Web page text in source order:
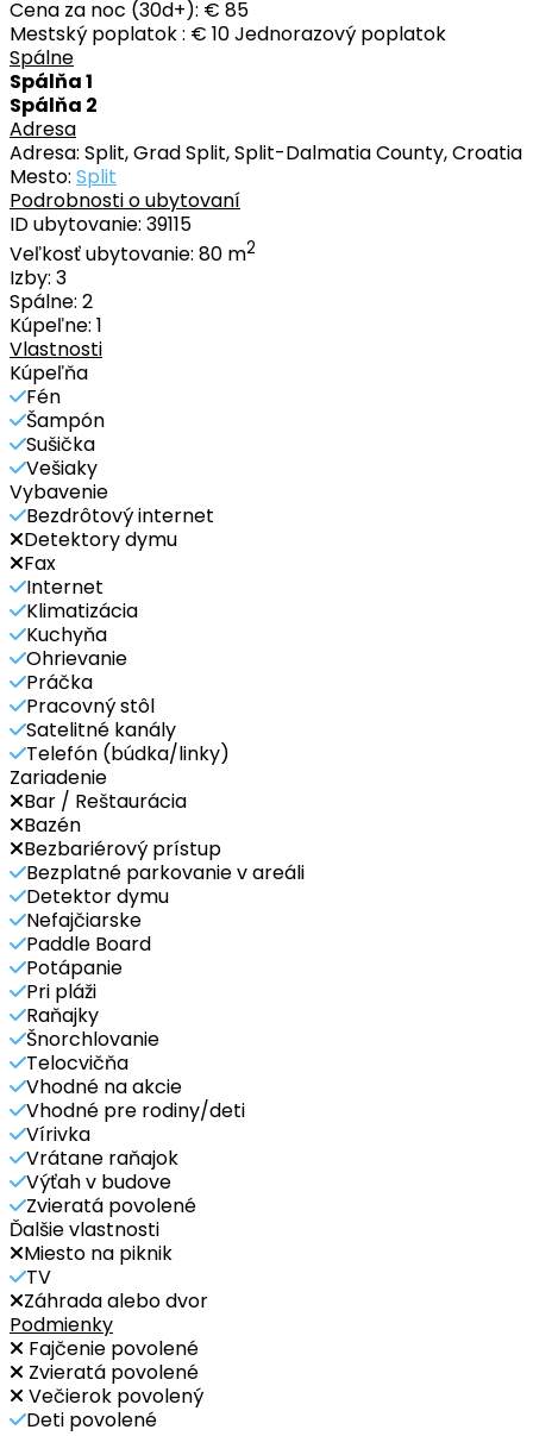
Cena za noc (30d+): € 85
Mestský poplatok : € 10 Jednorazový poplatok
Spálne
Spálňa 1
Spálňa 2
Adresa
Adresa: Split, Grad Split, Split-Dalmatia County, Croatia
Mesto: Split
Podrobnosti o ubytovaní
ID ubytovanie: 39115
Veľkosť ubytovanie: 80 m2
Izby: 3
Spálne: 2
Kúpeľne: 1
Vlastnosti
Kúpeľňa
Fén
Šampón
Sušička
Vešiaky
Vybavenie
Bezdrôtový internet
Detektory dymu
Fax
Internet
Klimatizácia
Kuchyňa
Ohrievanie
Práčka
Pracovný stôl
Satelitné kanály
Telefón (búdka/linky)
Zariadenie
Bar / Reštaurácia
Bazén
Bezbariérový prístup
Bezplatné parkovanie v areáli
Detektor dymu
Nefajčiarske
Paddle Board
Potápanie
Pri pláži
Raňajky
Šnorchlovanie
Telocvičňa
Vhodné na akcie
Vhodné pre rodiny/deti
Vírivka
Vrátane raňajok
Výťah v budove
Zvieratá povolené
Ďalšie vlastnosti
Miesto na piknik
TV
Záhrada alebo dvor
Podmienky
Fajčenie povolené
Zvieratá povolené
Večierok povolený
Deti povolené